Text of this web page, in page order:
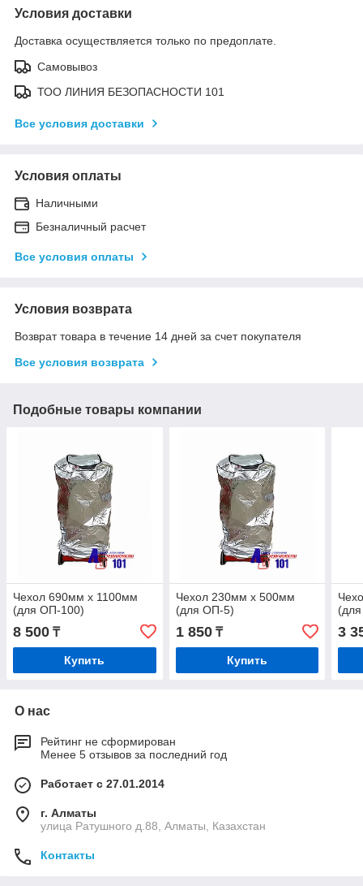
Условия доставки
Доставка осуществляется только по предоплате.
Самовывоз
ТОО ЛИНИЯ БЕЗОПАСНОСТИ 101
Все условия доставки
Условия оплаты
Наличными
Безналичный расчет
Все условия оплаты
Условия возврата
Возврат товара в течение 14 дней за счет покупателя
Все условия возврата
Подобные товары компании
Чехол 690мм х 1100мм
(для ОП-100)
8 500 ₸
Купить
Чехол 230мм х 500мм
(для ОП-5)
1 850₸
Купить
3
О нас
Рейтинг не сформирован
Менее 5 отзывов за последний год
Работает с 27.01.2014
г. Алматы
улица Ратушного д.88, Алматы, Казахстан
Контакты